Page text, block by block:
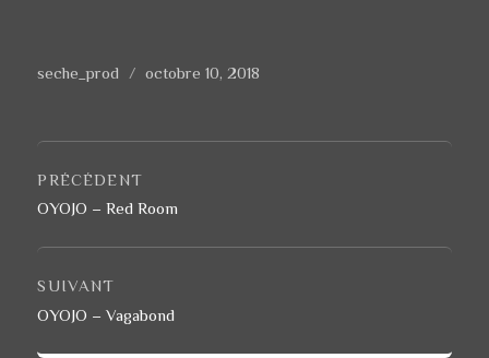
Auteur
seche_prod
Publié
octobre 10, 2018
de
l’article
PRÉCÉDENT
Article
OYOJO – Red Room
SUIVANT
Article
OYOJO – Vagabond